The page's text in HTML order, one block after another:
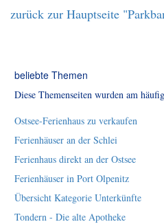
zurück zur Hauptseite
beliebte Themen
Diese Themenseiten wurden am
Ostsee-Ferienhaus zu verkaufen
Ferienhäuser an der Schlei
Ferienhaus direkt an der Ostsee
Ferienhäuser in Port Olpenitz
Übersicht Kategorie Unterkünfte
Tondern - Die alte Apotheke